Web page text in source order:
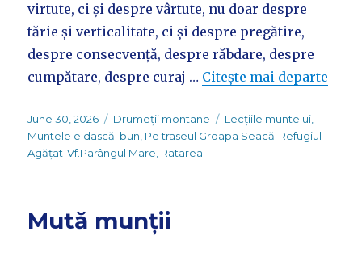
virtute, ci și despre vârtute, nu doar despre
tărie și verticalitate, ci și despre pregătire,
despre consecvență, despre răbdare, despre
cumpătare, despre curaj … Citește mai departe
Posted
on
June 30, 2026 Categories
Drumeții montane Tags
Lecțiile muntelui
Muntele e dascăl bun Pe traseul Groapa Seacă-Refugiul
Agățat-Vf.Parângul Mare Ratarea
Mută munții